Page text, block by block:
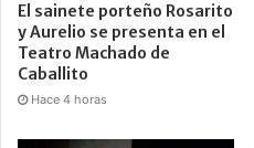
El sainete porteño Rosarito
y Aurelio se presenta en el
Teatro Machado de
Caballito
Hace 4 horas